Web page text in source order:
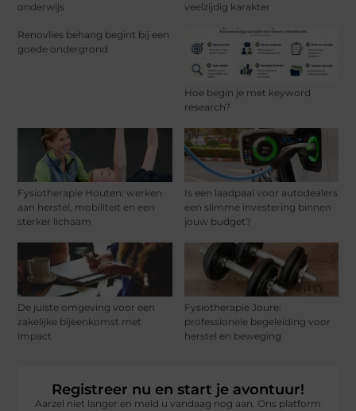
onderwijs
veelzijdig karakter
Renovlies behang begint bij een
goede ondergrond
Hoe begin je met keyword
research?
Fysiotherapie Houten: werken
aan herstel, mobiliteit en een
sterker lichaam
Is een laadpaal voor autodealers
een slimme investering binnen
jouw budget?
De juiste omgeving voor een
zakelijke bijeenkomst met
impact
Fysiotherapie Joure:
professionele begeleiding voor
herstel en beweging
Registreer nu en start je avontuur!
Aarzel niet langer en meld u vandaag nog aan. Ons platform